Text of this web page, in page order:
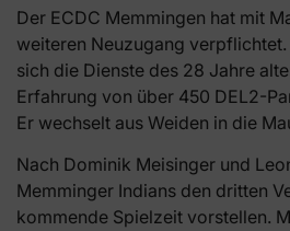
Der ECDC Memmingen hat mit
weiteren Neuzugang
sich die Dienste des 28 Jahre
Erfahrung von über 450 DEL2-
Er wechselt aus Weiden in die
Nach Dominik Meisinger und
Memminger Indians den dritten
kommende Spielzeit vorstellen.